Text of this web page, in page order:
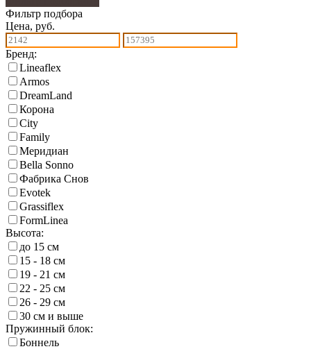
Фильтр подбора
Цена, руб.
Бренд:
Lineaflex
Armos
DreamLand
Корона
City
Family
Меридиан
Bella Sonno
Фабрика Снов
Еvotek
Grassiflex
FormLinea
Высота:
до 15 см
15 - 18 см
19 - 21 см
22 - 25 см
26 - 29 см
30 см и выше
Пружинный блок:
Боннель